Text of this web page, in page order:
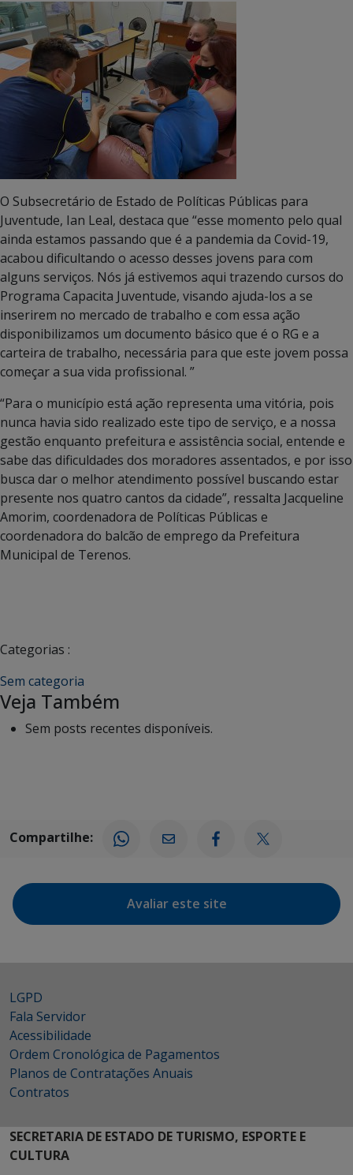
O Subsecretário de Estado de Políticas Públicas para
Juventude, Ian Leal, destaca que “esse momento pelo qual
ainda estamos passando que é a pandemia da Covid-19,
acabou dificultando o acesso desses jovens para com
alguns serviços. Nós já estivemos aqui trazendo cursos do
Programa Capacita Juventude, visando ajuda-los a se
inserirem no mercado de trabalho e com essa ação
disponibilizamos um documento básico que é o RG e a
carteira de trabalho, necessária para que este jovem possa
começar a sua vida profissional. ”
“Para o município está ação representa uma vitória, pois
nunca havia sido realizado este tipo de serviço, e a nossa
gestão enquanto prefeitura e assistência social, entende e
sabe das dificuldades dos moradores assentados, e por isso
busca dar o melhor atendimento possível buscando estar
presente nos quatro cantos da cidade”, ressalta Jacqueline
Amorim, coordenadora de Políticas Públicas e
coordenadora do balcão de emprego da Prefeitura
Municipal de Terenos.
Categorias :
Sem categoria
Veja Também
Sem posts recentes disponíveis.
Compartilhe:
Avaliar este site
LGPD
Fala Servidor
Acessibilidade
Ordem Cronológica de Pagamentos
Planos de Contratações Anuais
Contratos
SECRETARIA DE ESTADO DE TURISMO, ESPORTE E
CULTURA